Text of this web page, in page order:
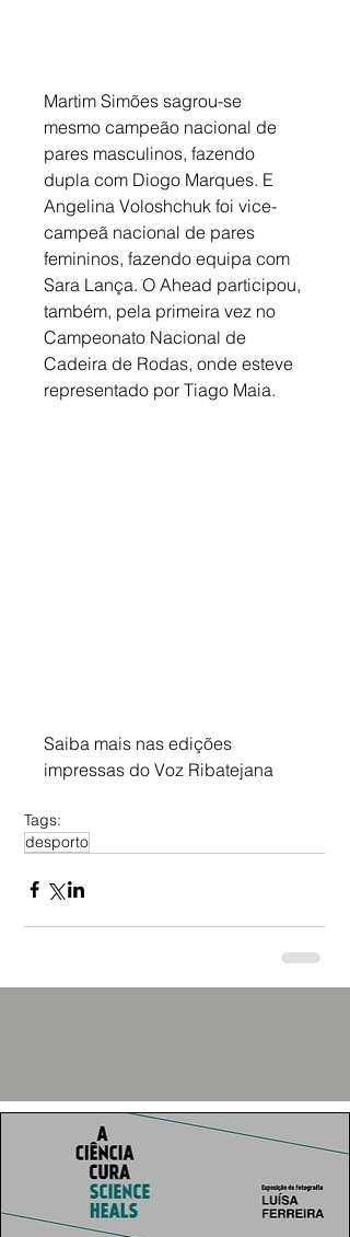
Martim Simões sagrou-se
mesmo campeão nacional de
pares masculinos, fazendo
dupla com Diogo Marques. E
Angelina Voloshchuk foi vice-
campeã nacional de pares
femininos, fazendo equipa com
Sara Lança. O Ahead participou,
também, pela primeira vez no
Campeonato Nacional de
Cadeira de Rodas, onde esteve
representado por Tiago Maia.
Saiba mais nas edições
impressas do Voz Ribatejana
Tags:
desporto